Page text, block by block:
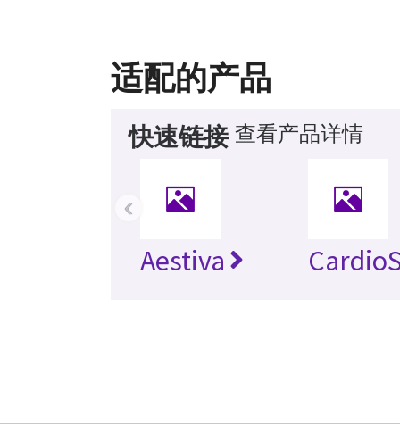
适配的产品
快速链接 查看产品详情
Aestiva
‹